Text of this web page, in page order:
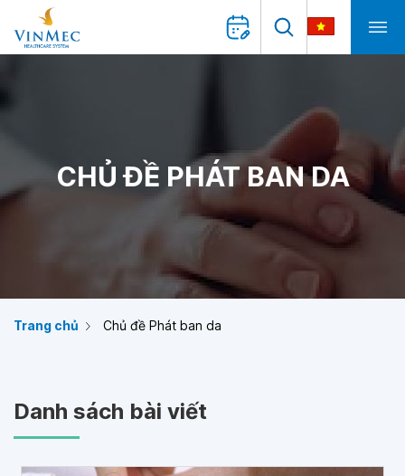
CHỦ ĐỀ PHÁT BAN DA
Trang chủ Chủ đề Phát ban da
Danh sách bài viết